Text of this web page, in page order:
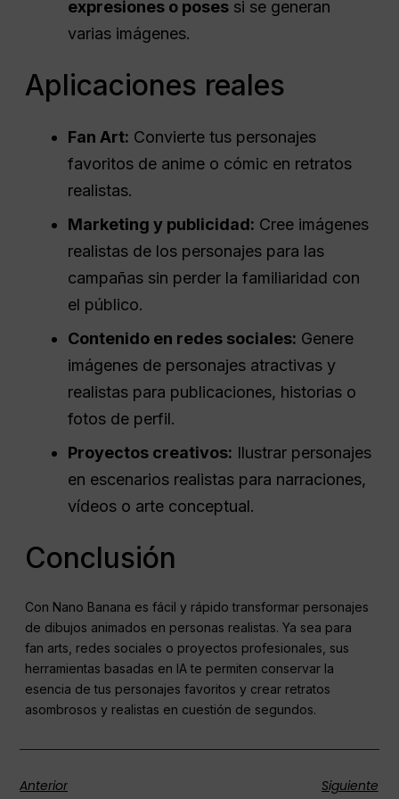
expresiones o poses si se generan
varias imágenes.
Aplicaciones reales
Fan Art: Convierte tus personajes
favoritos de anime o cómic en retratos
realistas.
Marketing y publicidad: Cree imágenes
realistas de los personajes para las
campañas sin perder la familiaridad con
el público.
Contenido en redes sociales: Genere
imágenes de personajes atractivas y
realistas para publicaciones, historias o
fotos de perfil.
Proyectos creativos: Ilustrar personajes
en escenarios realistas para narraciones,
vídeos o arte conceptual.
Conclusión
Con Nano Banana es fácil y rápido transformar personajes
de dibujos animados en personas realistas. Ya sea para
fan arts, redes sociales o proyectos profesionales, sus
herramientas basadas en IA te permiten conservar la
esencia de tus personajes favoritos y crear retratos
asombrosos y realistas en cuestión de segundos.
Anterior Siguiente